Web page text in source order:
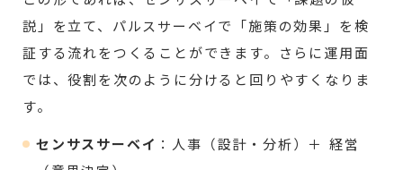
説」を立て、パルスサーベイで「施策の効果」を検
証する流れをつくることができます。さらに運用面
では、役割を次のように分けると回りやすくなりま
す。
センサスサーベイ ：人事（設計・分析）＋ 経営